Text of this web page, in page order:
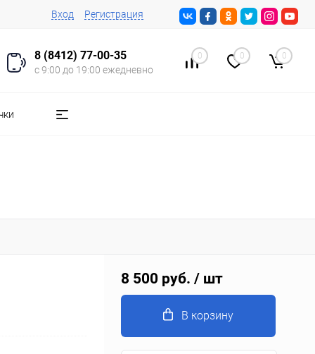
Вход Регистрация
8 (8412) 77-00-35
с 9:00 до 19:00 ежедневно
0 0 0
8 500 руб. / шт
В корзину